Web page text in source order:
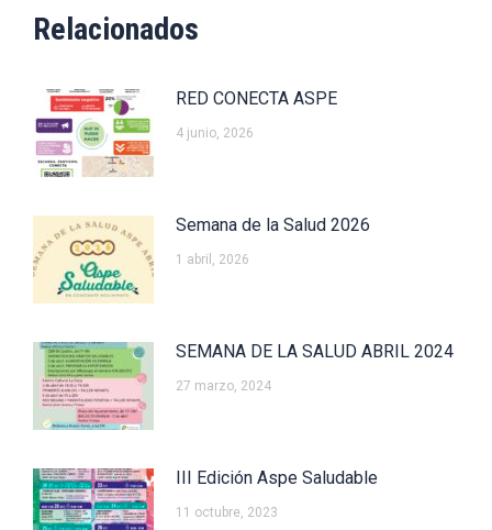
Relacionados
RED CONECTA ASPE
4 junio, 2026
Semana de la Salud 2026
1 abril, 2026
SEMANA DE LA SALUD ABRIL 2024
27 marzo, 2024
III Edición Aspe Saludable
11 octubre, 2023